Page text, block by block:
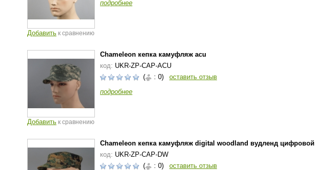
Добавить к сравнению
подробнее
Добавить к сравнению
Chameleon кепка камуфляж acu
код: UKR-ZP-CAP-ACU
(
: 0)
оставить отзыв
подробнее
Chameleon кепка камуфляж digital woodland вудленд цифровой
код: UKR-ZP-CAP-DW
(
: 0)
оставить отзыв